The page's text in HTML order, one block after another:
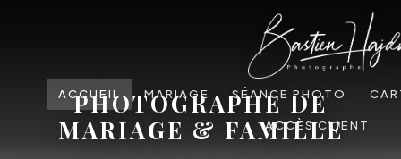
ACCUEIL MARIAGE SÉANCE PHOTO
ACCÈS CLIENT
PHOTOGRAPHE DE
MARIAGE & FAMILLE